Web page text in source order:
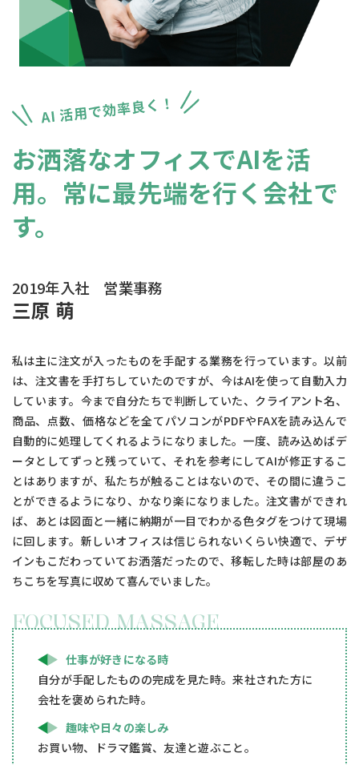
お洒落なオフィスでAIを活
用。 常に最先端を行く会社で
す。
2019年入社 営業事務
三原 萌
私は主に注文が入ったものを手配する業務を行っています。以前
は、注文書を手打ちしていたのですが、今はAIを使って自動入力
しています。今まで自分たちで判断していた、クライアント名、
商品、点数、価格などを全てパソコンがPDFやFAXを読み込んで
自動的に処理してくれるようになりました。一度、読み込めばデ
ータとしてずっと残っていて、それを参考にしてAIが修正するこ
とはありますが、私たちが触ることはないので、その間に違うこ
とができるようになり、かなり楽になりました。注文書ができれ
ば、あとは図面と一緒に納期が一目でわかる色タグをつけて現場
に回します。新しいオフィスは信じられないくらい快適で、デザ
インもこだわっていてお洒落だったので、移転した時は部屋のあ
ちこちを写真に収めて喜んでいました。
FOCUSED MASSAGE
仕事が好きになる時
自分が手配したものの完成を見た時。来社された方に
会社を褒められた時。
趣味や日々の楽しみ
お買い物、ドラマ鑑賞、友達と遊ぶこと。